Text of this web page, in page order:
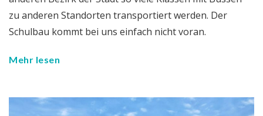
zu anderen Standorten transportiert werden. Der
Schulbau kommt bei uns einfach nicht voran.
Mehr lesen